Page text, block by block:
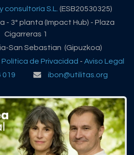
consultoría S.L. (ESB20530325)
- 3º planta (Impact Hub) - Plaza
Cigarreras 1
San Sebastian (Gipuzkoa)
Política de Privacidad - Aviso Legal
019
ibon@utilitas.org